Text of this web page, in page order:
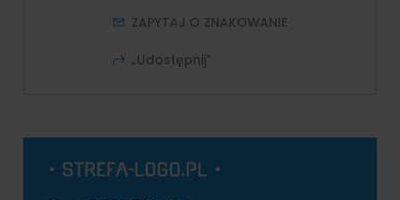
ZAPYTAJ O ZNAKOWANIE
„Udostępnij”